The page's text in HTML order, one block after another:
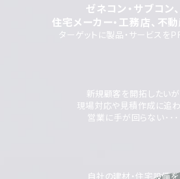
ゼネコン・サブコン、
住宅メーカー・工務店、不
ターゲットに製品・サービスを
新規顧客を開拓したいが
現場対応や見積作成に追
営業に手が回らない･･･
自社の建材・住宅設備を